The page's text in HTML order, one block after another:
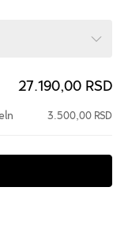
27.190,00 RSD
3.500,00 RSD